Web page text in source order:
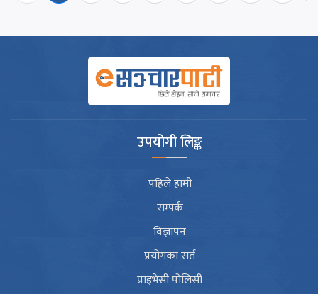
उपयोगी लिङ्क
पहिले हामी
सम्पर्क
विज्ञापन
प्रयोगका सर्त
प्राइभेसी पोलिसी